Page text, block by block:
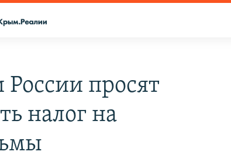
просят
налог на